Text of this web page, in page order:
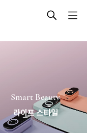
티루틴
Smart Beauty
라이프 스타일